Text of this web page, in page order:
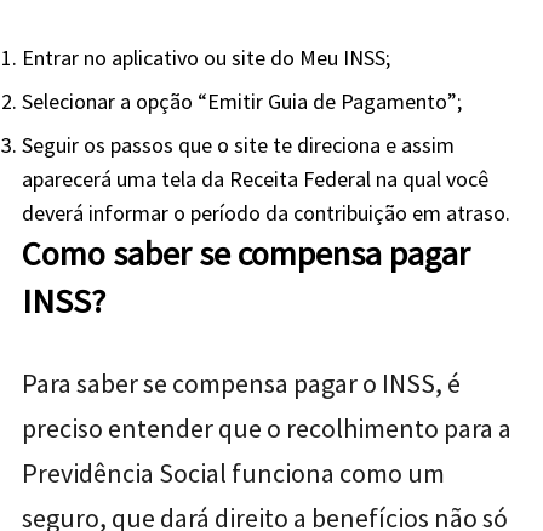
Entrar no aplicativo ou site do Meu INSS;
Selecionar a opção “Emitir Guia de Pagamento”;
Seguir os passos que o site te direciona e assim
aparecerá uma tela da Receita Federal na qual você
deverá informar o período da contribuição em atraso.
Como saber se compensa pagar
INSS?
Para saber se compensa pagar o INSS, é
preciso entender que o recolhimento para a
Previdência Social funciona como um
seguro, que dará direito a benefícios não só